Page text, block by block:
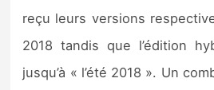
Autres tests
Previews
reçu leurs versions
2018 tandis que l’édition
jusqu’à « l’été 2018 ». Un